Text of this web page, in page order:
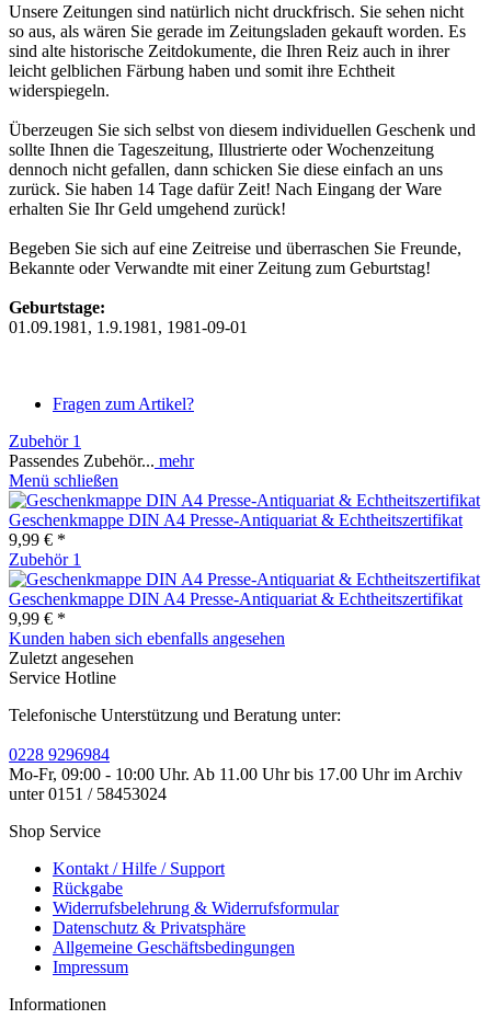
Unsere Zeitungen sind natürlich nicht druckfrisch. Sie sehen nicht
so aus, als wären Sie gerade im Zeitungsladen gekauft worden. Es
sind alte historische Zeitdokumente, die Ihren Reiz auch in ihrer
leicht gelblichen Färbung haben und somit ihre Echtheit
widerspiegeln.
Überzeugen Sie sich selbst von diesem individuellen Geschenk und
sollte Ihnen die Tageszeitung, Illustrierte oder Wochenzeitung
dennoch nicht gefallen, dann schicken Sie diese einfach an uns
zurück. Sie haben 14 Tage dafür Zeit! Nach Eingang der Ware
erhalten Sie Ihr Geld umgehend zurück!
Begeben Sie sich auf eine Zeitreise und überraschen Sie Freunde,
Bekannte oder Verwandte mit einer Zeitung zum Geburtstag!
Geburtstage:
01.09.1981, 1.9.1981, 1981-09-01
Fragen zum Artikel?
Zubehör 1
Passendes Zubehör... mehr
Menü schließen
Geschenkmappe DIN A4 Presse-Antiquariat & Echtheitszertifikat
9,99 € *
Zubehör 1
Geschenkmappe DIN A4 Presse-Antiquariat & Echtheitszertifikat
9,99 € *
Kunden haben sich ebenfalls angesehen
Zuletzt angesehen
Service Hotline
Telefonische Unterstützung und Beratung unter:
0228 9296984
Mo-Fr, 09:00 - 10:00 Uhr. Ab 11.00 Uhr bis 17.00 Uhr im Archiv
unter 0151 / 58453024
Shop Service
Kontakt / Hilfe / Support
Rückgabe
Widerrufsbelehrung & Widerrufsformular
Datenschutz & Privatsphäre
Allgemeine Geschäftsbedingungen
Impressum
Informationen